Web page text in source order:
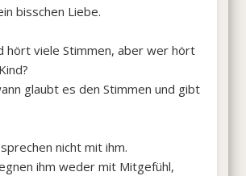
bisschen Liebe.
hört viele Stimmen, aber wer hört
glaubt es den Stimmen und gibt
nicht mit ihm.
ihm weder mit Mitgefühl,